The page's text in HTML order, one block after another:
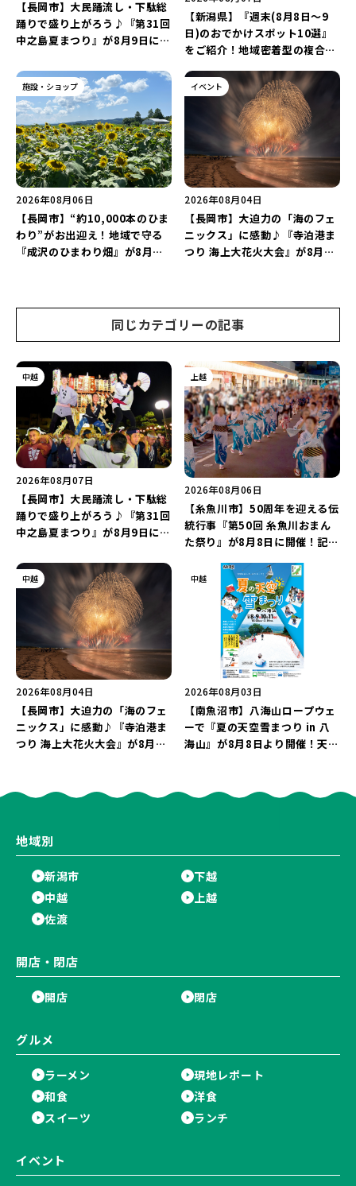
【長岡市】大民踊流し・下駄総
踊りで盛り上がろう♪『第31回
中之島夏まつり』が8月9日に開
手”のシュート対決は必見♪
【新潟県】『週末(8月8日～9
日)のおでかけスポット10選』
をご紹介！地域密着型の複合施
ナ丸大新潟のサマーフェスタ
2026」がおすすめ♪
施設・ショップ
2026年08月06日
【長岡市】“約10,000本のひま
わり”がお出迎え！地域で守る
『成沢のひまわり畑』が8月中
イベント
2026年08月04日
【長岡市】大迫力の「海のフェ
ニックス」に感動♪『寺泊港ま
つり 海上大花火大会』が8月7
同じカテゴリーの記事
中越
2026年08月07日
【長岡市】大民踊流し・下駄総
踊りで盛り上がろう♪『第31回
中之島夏まつり』が8月9日に開
手”のシュート対決は必見♪
上越
2026年08月06日
【糸魚川市】50周年を迎える伝
統行事『第50回 糸魚川おまん
た祭り』が8月8日に開催！記念
を楽しもう♪
中越
2026年08月04日
【長岡市】大迫力の「海のフェ
ニックス」に感動♪『寺泊港ま
つり 海上大花火大会』が8月7
中越
2026年08月03日
【南魚沼市】八海山ロープウェ
ーで『夏の天空雪まつり in 八
海山』が8月8日より開催！天然
地域別
新潟市
下越
中越
上越
佐渡
開店・閉店
開店 閉店
グルメ
ラーメン
現地レポート
和食
洋食
スイーツ
ランチ
イベント